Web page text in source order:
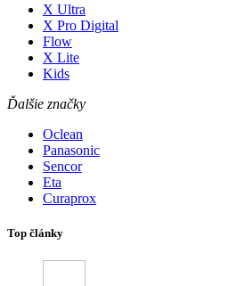
X Ultra
X Pro Digital
Flow
X Lite
Kids
Ďalšie značky
Oclean
Panasonic
Sencor
Eta
Curaprox
Top články